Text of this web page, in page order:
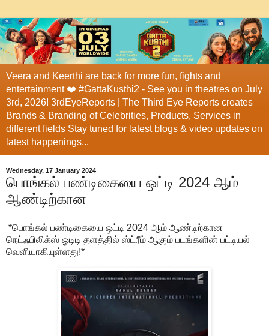
Veera and Keerthi are back for more fun, fights and
entertainment ❤️ #GattaKusthi2 - See you in theatres on July
3rd, 2026! 3rdEyeReports | The Third Eye Reports creates
Brands & Branding of Celebrities, Products, Services in
different fields Stay tuned for latest blogs & video updates on
latest happenings...
Wednesday, 17 January 2024
பொங்கல் பண்டிகையை ஒட்டி 2024 ஆம்
ஆண்டிற்கான
*பொங்கல் பண்டிகையை ஒட்டி 2024 ஆம் ஆண்டிற்கான
நெட்ஃபிலிக்ஸ் ஓடிடி தளத்தில் ஸ்ட்ரீம் ஆகும் படங்களின் பட்டியல்
வெளியாகியுள்ளது!*